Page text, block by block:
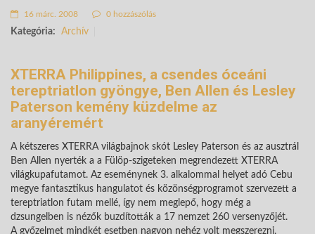
16 márc. 2008 0 hozzászólás
Kategória: Archív
XTERRA Philippines, a csendes óceáni
tereptriatlon gyöngye, Ben Allen és Lesley
Paterson kemény küzdelme az
aranyéremért
A kétszeres XTERRA világbajnok skót Lesley Paterson és az ausztrál
Ben Allen nyerték a a Fülöp-szigeteken megrendezett XTERRA
világkupafutamot. Az eseménynek 3. alkalommal helyet adó Cebu
megye fantasztikus hangulatot és közönségprogramot szervezett a
tereptriatlon futam mellé, így nem meglepő, hogy még a
dzsungelben is nézők buzdították a 17 nemzet 260 versenyzőjét.
A győzelmet mindkét esetben nagyon nehéz volt megszerezni,